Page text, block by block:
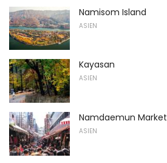
Namisom Island
ASIEN
Kayasan
ASIEN
Namdaemun Market
ASIEN